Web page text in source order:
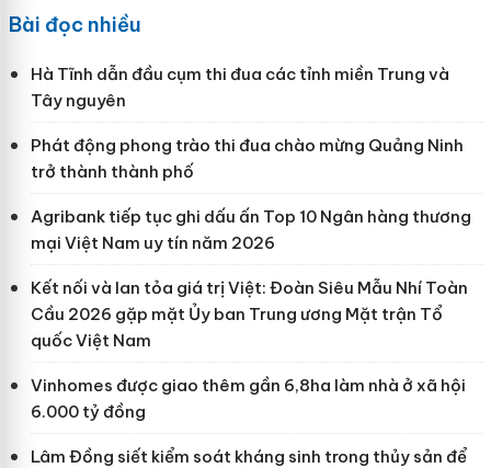
Bài đọc nhiều
Hà Tĩnh dẫn đầu cụm thi đua các tỉnh miền Trung và
Tây nguyên
Phát động phong trào thi đua chào mừng Quảng Ninh
trở thành thành phố
Agribank tiếp tục ghi dấu ấn Top 10 Ngân hàng thương
mại Việt Nam uy tín năm 2026
Kết nối và lan tỏa giá trị Việt: Đoàn Siêu Mẫu Nhí Toàn
Cầu 2026 gặp mặt Ủy ban Trung ương Mặt trận Tổ
quốc Việt Nam
Vinhomes được giao thêm gần 6,8ha làm nhà ở xã hội
6.000 tỷ đồng
Lâm Đồng siết kiểm soát kháng sinh trong thủy sản để